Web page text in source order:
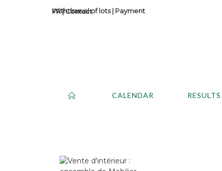
Contact
Withdrawal of lots| Payment
CALENDAR RESULTS